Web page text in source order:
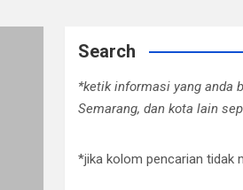
Search
*ketik informasi yang anda
Semarang, dan kota lain
*jika kolom pencarian tidak